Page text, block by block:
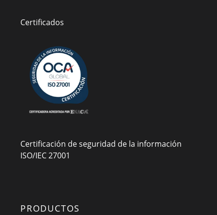
Certificados
Certificación de seguridad de la información
ISO/IEC 27001
PRODUCTOS